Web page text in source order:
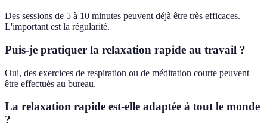
Des sessions de 5 à 10 minutes peuvent déjà être très efficaces.
L'important est la régularité.
Puis-je pratiquer la relaxation rapide au travail ?
Oui, des exercices de respiration ou de méditation courte peuvent
être effectués au bureau.
La relaxation rapide est-elle adaptée à tout le monde
?